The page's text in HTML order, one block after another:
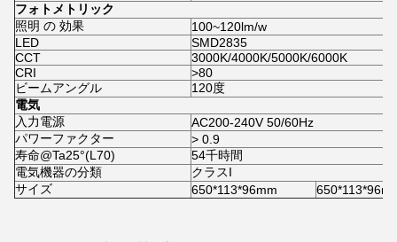
フォトメトリック
照明 の 効果
100~120lm/w
LED
SMD2835
CCT
3000K/4000K/5000K/6000K
CRI
>80
ビームアングル
120度
電気
入力電源
AC200-240V 50/60Hz
パワーファクター
> 0.9
寿命@Ta25°(L70)
54千時間
電気機器の分類
クラスI
サイズ
650*113*96mm